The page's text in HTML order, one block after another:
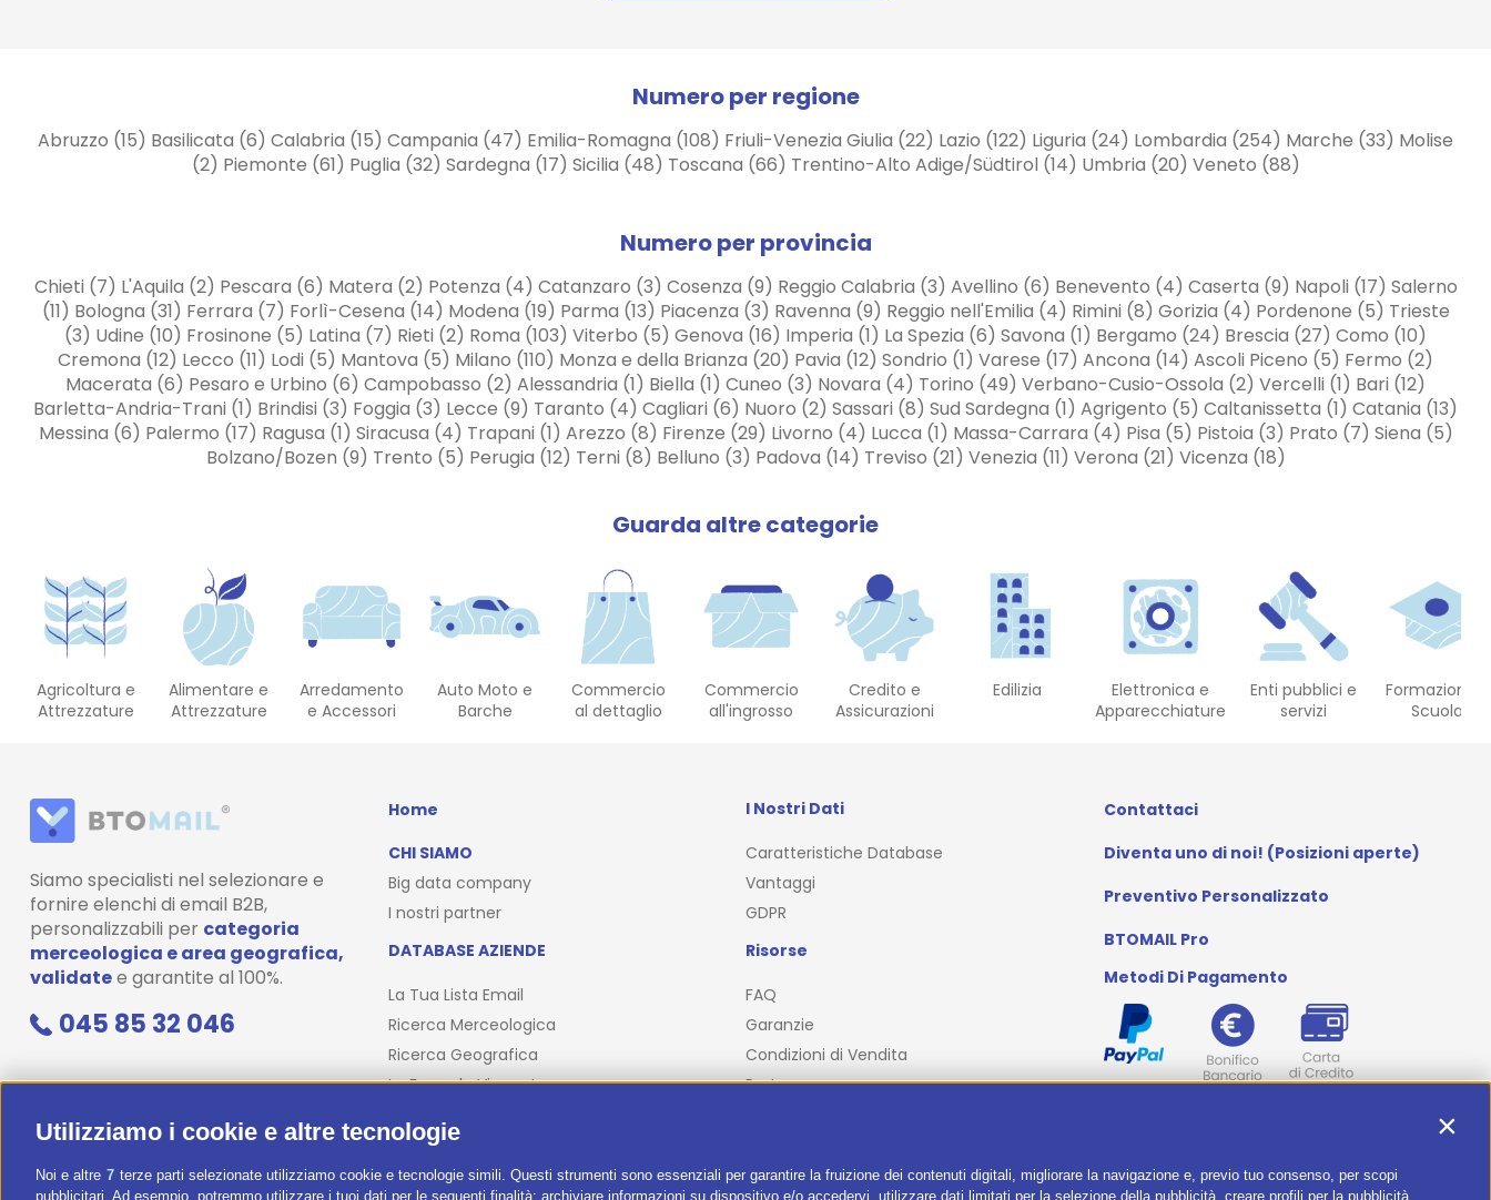
Utilizziamo i cookie e altre tecnologie
Noi e altre 7 terze parti selezionate utilizziamo cookie e tecnologie simili. Questi strumenti sono essenziali per garantire la fruizione dei contenuti digitali, migliorare la navigazione e, previo tuo consenso, per scopi
pubblicitari. Ad esempio, potremmo utilizzare i tuoi dati per le seguenti finalità: archiviare informazioni su dispositivo e/o accedervi, utilizzare dati limitati per la selezione della pubblicità, creare profili per la pubblicità
Numero per regione
Abruzzo (15) Basilicata (6) Calabria (15) Campania (47) Emilia-Romagna (108) Friuli-Venezia Giulia (22) Lazio (122) Liguria (24) Lombardia (254) Marche (33) Molise
(2) Piemonte (61) Puglia (32) Sardegna (17) Sicilia (48) Toscana (66) Trentino-Alto Adige/Südtirol (14) Umbria (20) Veneto (88)
Numero per provincia
Chieti (7) L'Aquila (2) Pescara (6) Matera (2) Potenza (4) Catanzaro (3) Cosenza (9) Reggio Calabria (3) Avellino (6) Benevento (4) Caserta (9) Napoli (17) Salerno
(11) Bologna (31) Ferrara (7) Forlì-Cesena (14) Modena (19) Parma (13) Piacenza (3) Ravenna (9) Reggio nell'Emilia (4) Rimini (8) Gorizia (4) Pordenone (5) Trieste
(3) Udine (10) Frosinone (5) Latina (7) Rieti (2) Roma (103) Viterbo (5) Genova (16) Imperia (1) La Spezia (6) Savona (1) Bergamo (24) Brescia (27) Como (10)
Cremona (12) Lecco (11) Lodi (5) Mantova (5) Milano (110) Monza e della Brianza (20) Pavia (12) Sondrio (1) Varese (17) Ancona (14) Ascoli Piceno (5) Fermo (2)
Macerata (6) Pesaro e Urbino (6) Campobasso (2) Alessandria (1) Biella (1) Cuneo (3) Novara (4) Torino (49) Verbano-Cusio-Ossola (2) Vercelli (1) Bari (12)
Barletta-Andria-Trani (1) Brindisi (3) Foggia (3) Lecce (9) Taranto (4) Cagliari (6) Nuoro (2) Sassari (8) Sud Sardegna (1) Agrigento (5) Caltanissetta (1) Catania (13)
Messina (6) Palermo (17) Ragusa (1) Siracusa (4) Trapani (1) Arezzo (8) Firenze (29) Livorno (4) Lucca (1) Massa-Carrara (4) Pisa (5) Pistoia (3) Prato (7) Siena (5)
Bolzano/Bozen (9) Trento (5) Perugia (12) Terni (8) Belluno (3) Padova (14) Treviso (21) Venezia (11) Verona (21) Vicenza (18)
Guarda altre categorie
Agricoltura e
Attrezzature
Alimentare e
Attrezzature
Arredamento
e Accessori
Auto Moto e
Barche
Commercio
al dettaglio
Commercio
all'ingrosso
Credito e
Assicurazioni
Edilizia
Elettronica e
Apparecchiature
Enti pubblici e
servizi
Formazione E
Scuola
Siamo specialisti nel selezionare e
fornire elenchi di email B2B,
personalizzabili per categoria
merceologica e area geografica,
validatee garantite al 100%.
045 85 32 046
Home
CHI SIAMO
Big data company
I nostri partner
DATABASE AZIENDE
La Tua Lista Email
Ricerca Merceologica
Ricerca Geografica
La Formula Vincente
I Nostri Dati
Caratteristiche Database
Vantaggi
GDPR
Risorse
FAQ
Garanzie
Condizioni di Vendita
Partner
Contattaci
Diventa uno di noi! (Posizioni aperte)
Preventivo Personalizzato
BTOMAIL Pro
Metodi Di Pagamento